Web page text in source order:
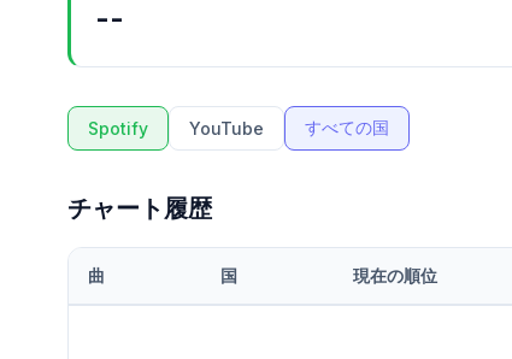
--
Spotify YouTube すべての国
チャート履歴
曲 国 現在の順位